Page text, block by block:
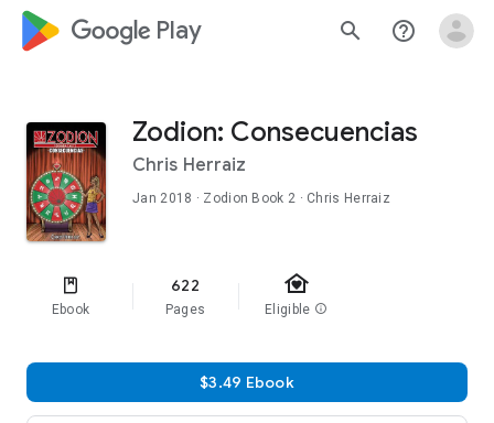
google_logo Play search help_outline
Zodion: Consecuencias
Chris Herraiz
Jan 2018 · Zodion Book 2 · Chris Herraiz
Ebook
622
Pages
family_home
Eligible info
$3.49 Ebook